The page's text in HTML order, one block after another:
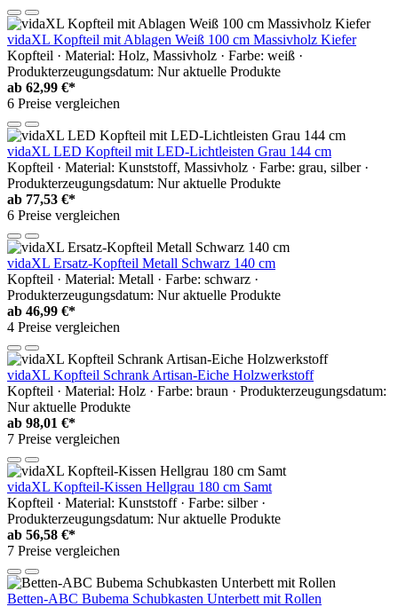
vidaXL Kopfteil mit Ablagen Weiß 100 cm Massivholz Kiefer
Kopfteil · Material: Holz, Massivholz · Farbe: weiß ·
Produkterzeugungsdatum: Nur aktuelle Produkte
ab 62,99 €*
6 Preise vergleichen
vidaXL LED Kopfteil mit LED-Lichtleisten Grau 144 cm
Kopfteil · Material: Kunststoff, Massivholz · Farbe: grau, silber ·
Produkterzeugungsdatum: Nur aktuelle Produkte
ab 77,53 €*
6 Preise vergleichen
vidaXL Ersatz-Kopfteil Metall Schwarz 140 cm
Kopfteil · Material: Metall · Farbe: schwarz ·
Produkterzeugungsdatum: Nur aktuelle Produkte
ab 46,99 €*
4 Preise vergleichen
vidaXL Kopfteil Schrank Artisan-Eiche Holzwerkstoff
Kopfteil · Material: Holz · Farbe: braun · Produkterzeugungsdatum:
Nur aktuelle Produkte
ab 98,01 €*
7 Preise vergleichen
vidaXL Kopfteil-Kissen Hellgrau 180 cm Samt
Kopfteil · Material: Kunststoff · Farbe: silber ·
Produkterzeugungsdatum: Nur aktuelle Produkte
ab 56,58 €*
7 Preise vergleichen
Betten-ABC Bubema Schubkasten Unterbett mit Rollen